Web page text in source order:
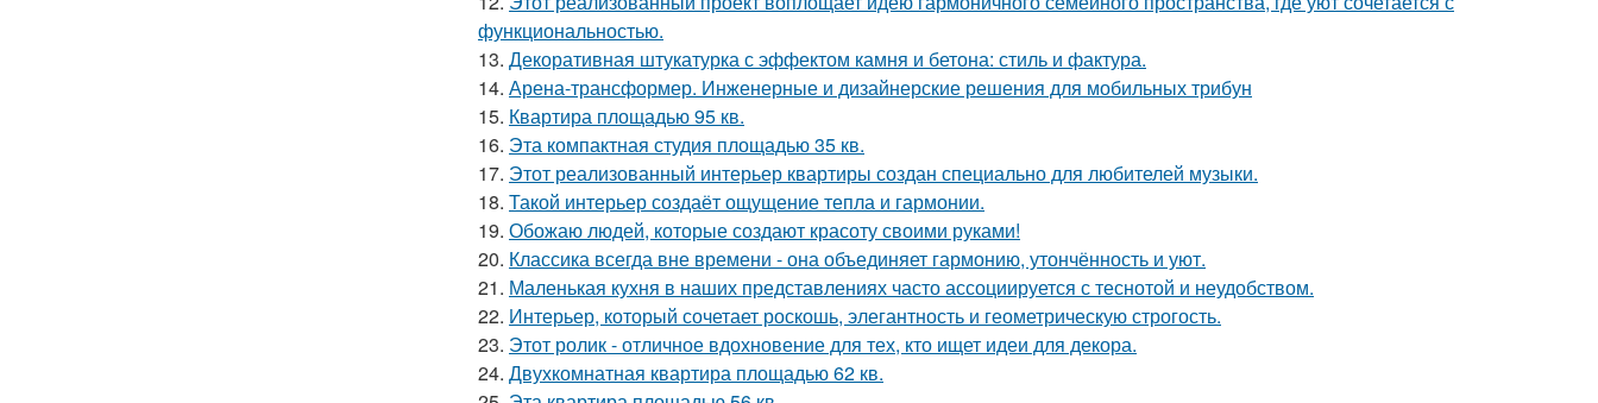
функциональностью.
13. Декоративная штукатурка с эффектом камня и бетона: стиль и фактура.
14. Арена-трансформер. Инженерные и дизайнерские решения для мобильных трибун
15. Квартира площадью 95 кв.
16. Эта компактная студия площадью 35 кв.
17. Этот реализованный интерьер квартиры создан специально для любителей музыки.
18. Такой интерьер создаёт ощущение тепла и гармонии.
19. Обожаю людей, которые создают красоту своими руками!
20. Классика всегда вне времени - она объединяет гармонию, утончённость и уют.
21. Маленькая кухня в наших представлениях часто ассоциируется с теснотой и неудобством.
22. Интерьер, который сочетает роскошь, элегантность и геометрическую строгость.
23. Этот ролик - отличное вдохновение для тех, кто ищет идеи для декора.
24. Двухкомнатная квартира площадью 62 кв.